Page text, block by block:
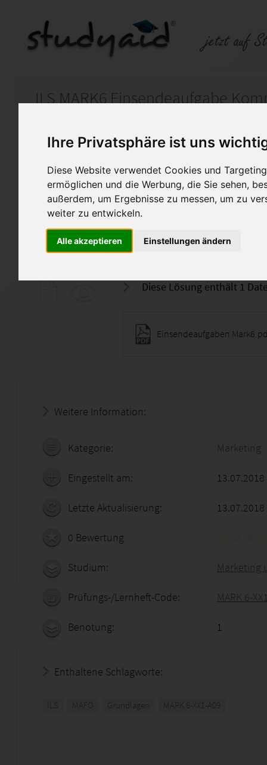
Ihre Privatsphäre ist uns
Diese Website verwendet Cookies und
ermöglichen und die Werbung, die Sie sehen,
außerdem, um Ergebnisse zu messen, um zu
weiter zu entwickeln.
Alle akzeptieren Einstellungen ändern
Auf StudyAid.de verkaufen
Startseite Marketing
ILS MARK6
1,0
auf keinen Fall genau so
2017 eingereicht
Diese Lösung enthält 1
Einsendeaufgaben
Weitere Information:
Kategorie: Marketing
Eingestellt am:
Letzte Aktualisierung: 13.07.2018
0 Bewertung
Studium: Marketing
Prüfungs-/Lernheft-Code: MARK 6-
Benotung: 1
Enthaltene Schlagworte:
ILS MAFO Grundlagen MARK 6-XX1-A09